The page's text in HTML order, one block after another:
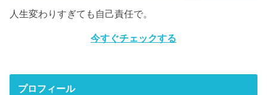
人生変わりすぎても自己責任で。
今すぐチェックする
プロフィール